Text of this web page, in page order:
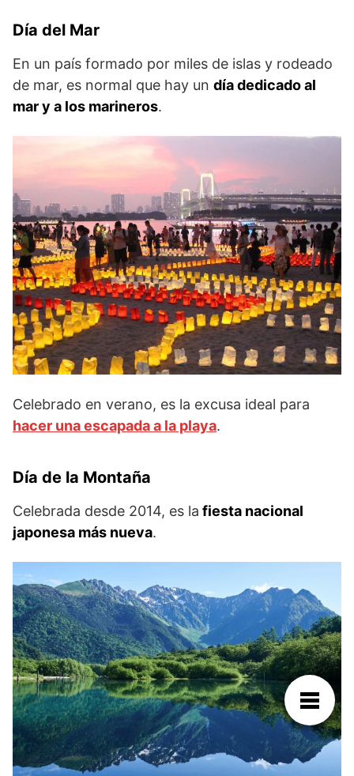
Día del Mar
En un país formado por miles de islas y rodeado
de mar, es normal que hay un día dedicado al
mar y a los marineros.
Celebrado en verano, es la excusa ideal para
hacer una escapada a la playa.
Día de la Montaña
Celebrada desde 2014, es la fiesta nacional
japonesa más nueva.